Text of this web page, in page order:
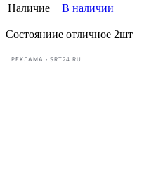
Наличие
В наличии
Состояниие отличное 2шт
РЕКЛАМА • SRT24.RU